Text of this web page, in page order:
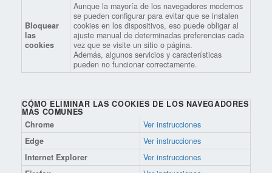
Bloquear
las
cookies
Aunque la mayoría de los navegadores modernos
se pueden configurar para evitar que se instalen
cookies en los dispositivos, eso puede obligar al
ajuste manual de determinadas preferencias cada
vez que se visite un sitio o página.
Además, algunos servicios y características
pueden no funcionar correctamente.
CÓMO ELIMINAR LAS COOKIES DE LOS NAVEGADORES
MÁS COMUNES
Chrome
Ver instrucciones
Edge
Ver instrucciones
Internet Explorer
Ver instrucciones